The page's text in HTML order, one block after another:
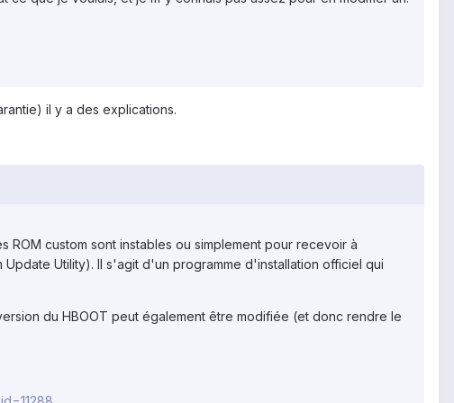
il y a des explications.
custom sont instables ou simplement pour recevoir à
Utility). Il s'agit d'un programme d'installation officiel qui
du HBOOT peut également être modifiée (et donc rendre le